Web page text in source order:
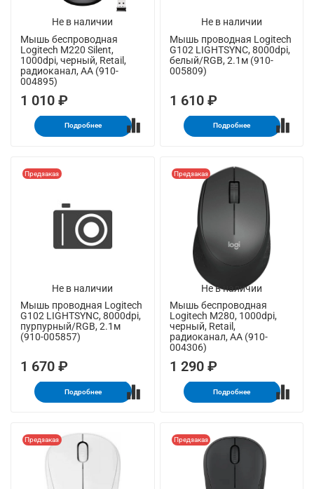
Не в наличии
Мышь беспроводная
Logitech M220 Silent,
1000dpi, черный, Retail,
радиоканал, AA (910-
004895)
1 010 ₽
Подробнее
Не в наличии
Мышь проводная Logitech
G102 LIGHTSYNC, 8000dpi,
белый/RGB, 2.1м (910-
005809)
1 610 ₽
Подробнее
Не в наличии
Предзаказ
Мышь проводная Logitech
G102 LIGHTSYNC, 8000dpi,
пурпурный/RGB, 2.1м
(910-005857)
1 670 ₽
Подробнее
Не в наличии
Предзаказ
Мышь беспроводная
Logitech M280, 1000dpi,
черный, Retail,
радиоканал, AA (910-
004306)
1 290 ₽
Подробнее
Предзаказ Предзаказ